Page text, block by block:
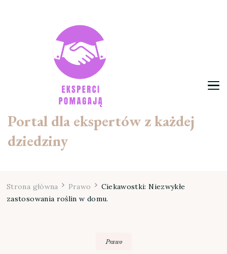
Portal dla ekspertów z każdej
dziedziny
Strona główna Prawo
Ciekawostki: Niezwykłe
zastosowania roślin w domu.
Prawo